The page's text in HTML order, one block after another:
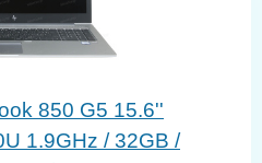
850 G5 15.6''
1.9GHz / 32GB /